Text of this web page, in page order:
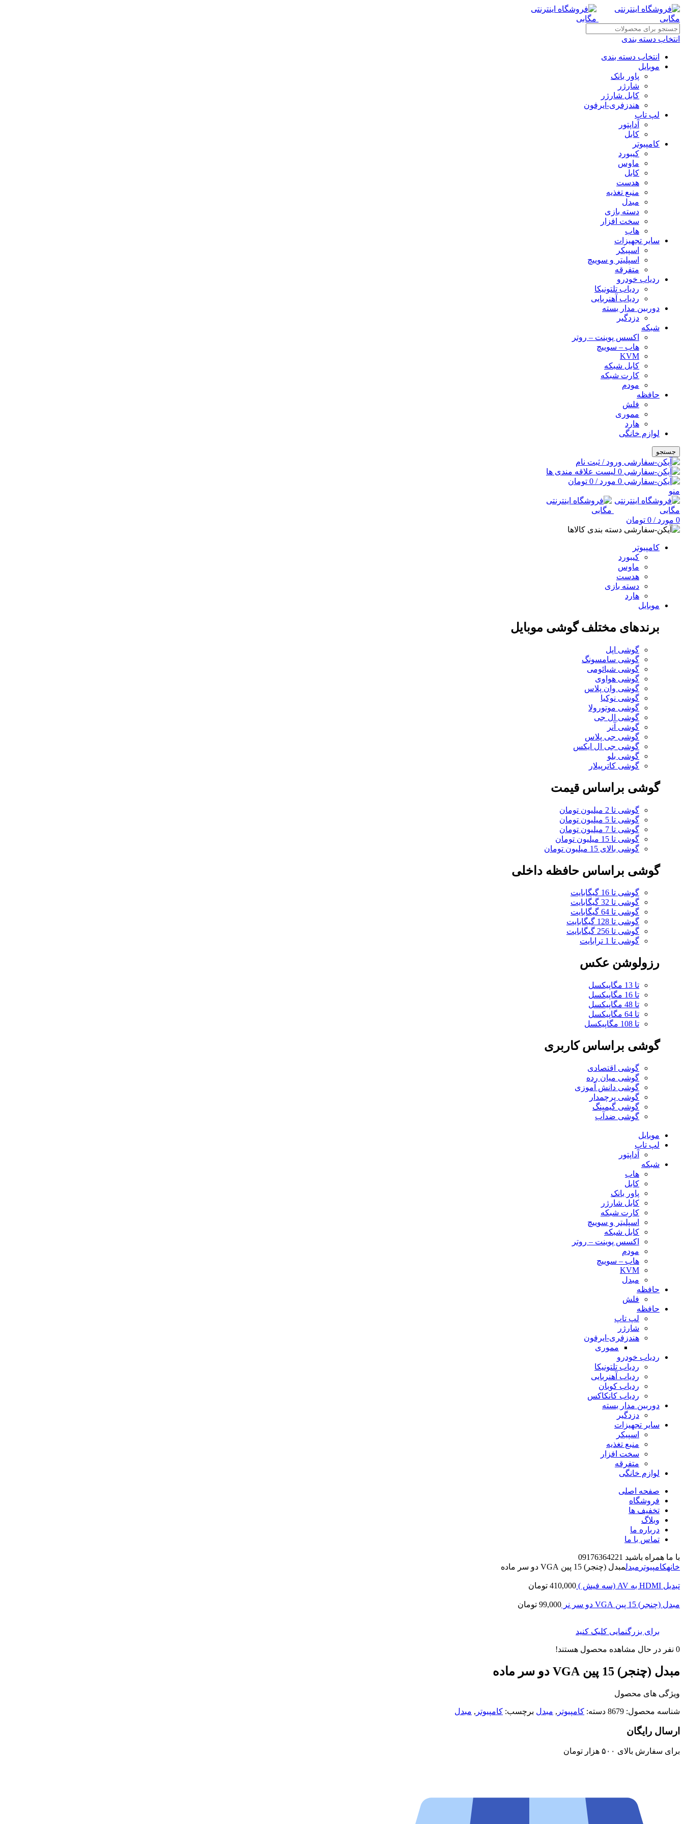
انتخاب دسته بندی
انتخاب دسته بندی
موبایل
پاور بانک
شارژر
کابل شارژر
هندزفری-ایرفون
لپ تاپ
آداپتور
کابل
کامپیوتر
کیبورد
ماوس
کابل
هدست
منبع تغذیه
مبدل
دسته بازی
سخت افزار
هاب
سایر تجهیزات
اسپیکر
اسپلیتر و سوییچ
متفرقه
ردیاب خودرو
ردیاب تلتونیکا
ردیاب آهنربایی
دوربین مدار بسته
دزدگیر
شبکه
اکسس پوینت – روتر
هاب – سوییچ
KVM
کابل شبکه
کارت شبکه
مودم
حافظه
فلش
مموری
هارد
لوازم خانگی
جستجو
ورود / ثبت نام
0 لیست علاقه مندی ها
0 مورد/
0 تومان
منو
0 مورد/
0 تومان
دسته بندی کالاها
کامپیوتر
کیبورد
ماوس
هدست
دسته بازی
هارد
موبایل
برندهای مختلف گوشی موبایل
گوشی اپل
گوشی سامسونگ
گوشی شیائومی
گوشی هواوی
گوشی وان پلاس
گوشی نوکیا
گوشی موتورولا
گوشی ال جی
گوشی آنر
گوشی جی پلاس
گوشی جی ال ایکس
گوشی بلو
گوشی کاترپیلار
گوشی براساس قیمت
گوشی تا 2 میلیون تومان
گوشی تا 5 میلیون تومان
گوشی تا 7 میلیون تومان
گوشی تا 15 میلیون تومان
گوشی بالای 15 میلیون تومان
گوشی براساس حافظه داخلی
گوشی تا 16 گیگابایت
گوشی تا 32 گیگابایت
گوشی تا 64 گیگابایت
گوشی تا 128 گیگابایت
گوشی تا 256 گیگابایت
گوشی تا 1 ترابایت
رزولوشن عکس
تا 13 مگاپیکسل
تا 16 مگاپیکسل
تا 48 مگاپیکسل
تا 64 مگاپیکسل
تا 108 مگاپیکسل
گوشی براساس کاربری
گوشی اقتصادی
گوشی میان رده
گوشی دانش آموزی
گوشی پرچمدار
گوشی گیمینگ
گوشی ضدآب
موبایل
لپ تاپ
آداپتور
شبکه
هاب
کابل
پاور بانک
کابل شارژر
کارت شبکه
اسپلیتر و سوییچ
کابل شبکه
اکسس پوینت – روتر
مودم
هاب – سوییچ
KVM
مبدل
حافظه
فلش
حافظه
لپ تاپ
شارژر
هندزفری-ایرفون
مموری
ردیاب خودرو
ردیاب تلتونیکا
ردیاب آهنربایی
ردیاب کوبان
ردیاب کانکاکس
دوربین مدار بسته
دزدگیر
سایر تجهیزات
اسپیکر
منبع تغذیه
سخت افزار
متفرقه
لوازم خانگی
صفحه اصلی
فروشگاه
تخفیف ها
وبلاگ
درباره ما
تماس با ما
با ما همراه باشید 09176364221
خانهکامپیوتر مبدلمبدل (چنجر) 15 پین VGA دو سر ماده
تبدیل HDMI به AV (سه فیش ) 410,000 تومان
مبدل (چنجر) 15 پین VGA دو سر نر 99,000 تومان
برای بزرگنمایی کلیک کنید
0 نفر در حال مشاهده محصول هستند!
مبدل (چنجر) 15 پین VGA دو سر ماده
ویژگی های محصول
شناسه محصول: 8679 دسته: کامپیوتر , مبدل برچسب: کامپیوتر , مبدل
ارسال رایگان
برای سفارش‌ بالای ۵۰۰ هزار تومان